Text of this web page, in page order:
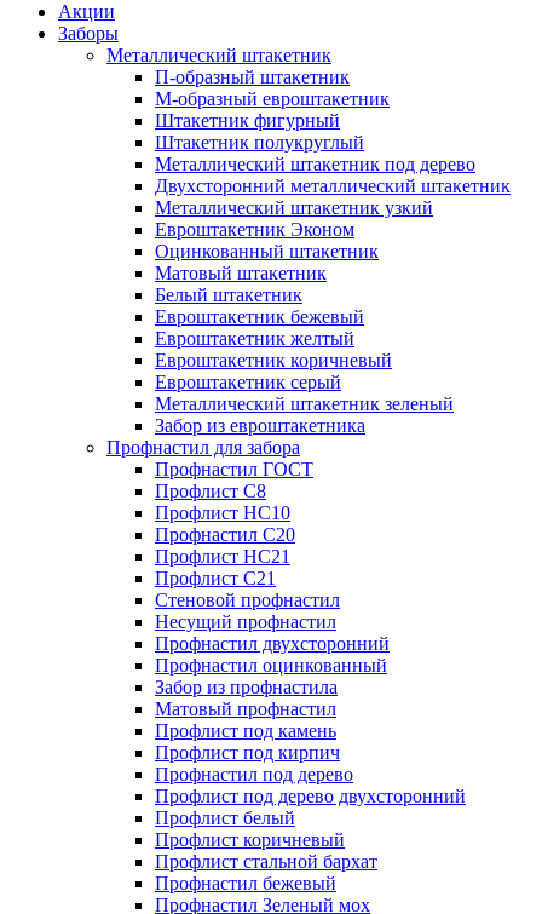
Акции
Заборы
Металлический штакетник
П-образный штакетник
М-образный евроштакетник
Штакетник фигурный
Штакетник полукруглый
Металлический штакетник под дерево
Двухсторонний металлический штакетник
Металлический штакетник узкий
Евроштакетник Эконом
Оцинкованный штакетник
Матовый штакетник
Белый штакетник
Евроштакетник бежевый
Евроштакетник желтый
Евроштакетник коричневый
Евроштакетник серый
Металлический штакетник зеленый
Забор из евроштакетника
Профнастил для забора
Профнастил ГОСТ
Профлист С8
Профлист НС10
Профнастил С20
Профлист НС21
Профлист С21
Стеновой профнастил
Несущий профнастил
Профнастил двухсторонний
Профнастил оцинкованный
Забор из профнастила
Матовый профнастил
Профлист под камень
Профлист под кирпич
Профнастил под дерево
Профлист под дерево двухсторонний
Профлист белый
Профлист коричневый
Профлист стальной бархат
Профнастил бежевый
Профнастил Зеленый мох